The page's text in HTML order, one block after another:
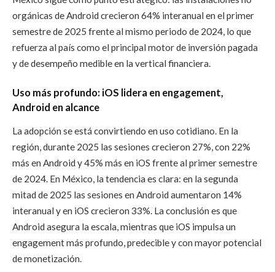
orgánicas de Android crecieron 64% interanual en el primer
semestre de 2025 frente al mismo periodo de 2024, lo que
refuerza al país como el principal motor de inversión pagada
y de desempeño medible en la vertical financiera.
Uso más profundo: iOS lidera en engagement,
Android en alcance
La adopción se está convirtiendo en uso cotidiano. En la
región, durante 2025 las sesiones crecieron 27%, con 22%
más en Android y 45% más en iOS frente al primer semestre
de 2024. En México, la tendencia es clara: en la segunda
mitad de 2025 las sesiones en Android aumentaron 14%
interanual y en iOS crecieron 33%. La conclusión es que
Android asegura la escala, mientras que iOS impulsa un
engagement más profundo, predecible y con mayor potencial
de monetización.